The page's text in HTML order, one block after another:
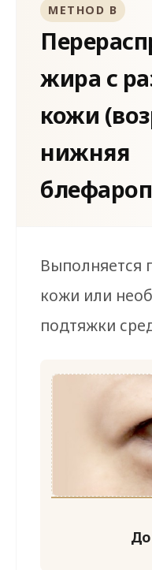
METHOD B
жира с
кожи
нижняя
Выполняется
кожи или
подтяжки